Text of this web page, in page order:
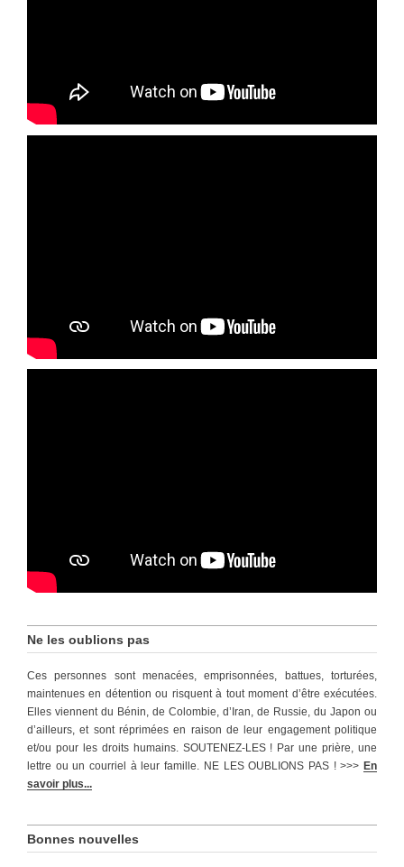
Ne les oublions pas
Ces personnes sont menacées, emprisonnées, battues, torturées,
maintenues en détention ou risquent à tout moment d’être exécutées.
Elles viennent du Bénin, de Colombie, d’Iran, de Russie, du Japon ou
d’ailleurs, et sont réprimées en raison de leur engagement politique
et/ou pour les droits humains. SOUTENEZ-LES ! Par une prière, une
lettre ou un courriel à leur famille. NE LES OUBLIONS PAS ! >>> En
savoir plus...
Bonnes nouvelles